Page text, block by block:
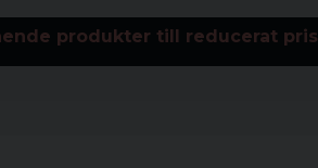
produkter till reducerat pris